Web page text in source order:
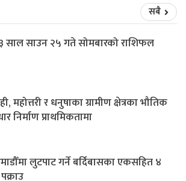
सबै
साल साउन २५ गते सोमबारको राशिफल
महोत्तरी र धनुषाका ग्रामीण क्षेत्रका भौतिक
निर्माण प्राथमिकतामा
लुटपाट गर्ने बर्दिबासका एकसहित ४